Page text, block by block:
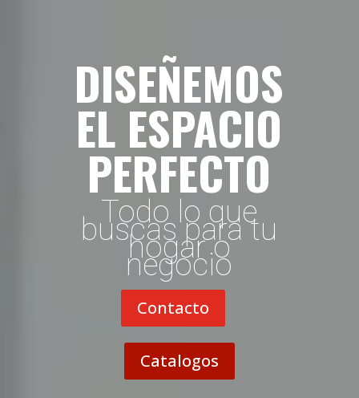
DISEÑEMOS
EL ESPACIO
PERFECTO
Todo lo que
buscas para tu
hogar o
negocio
Contacto
Catalogos